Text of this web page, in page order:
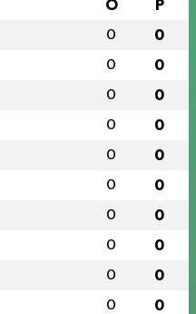
O P
0 0
0 0
0 0
0 0
0 0
0 0
0 0
0 0
0 0
0 0